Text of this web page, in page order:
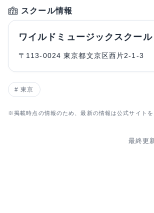
スクール情報
ワイルドミュージックスクール
〒113-0024 東京都文京区西片2-1-3
東京
※掲載時点の情報のため、最新の情報は公式サイトを
最終更